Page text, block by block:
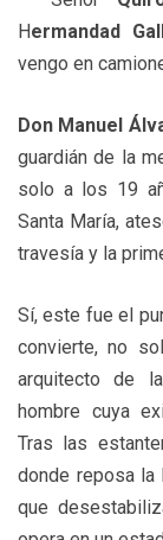
Hermandad
vengo en
Don Manuel
guardián de la
solo a los 19
Santa María,
travesía y la
Sí, este fue el
convierte, no
arquitecto de
hombre cuya
Tras las
donde reposa la
que